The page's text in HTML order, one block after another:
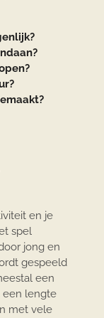
?
en je
spel
jong en
gespeeld
een
een lengte
met vele